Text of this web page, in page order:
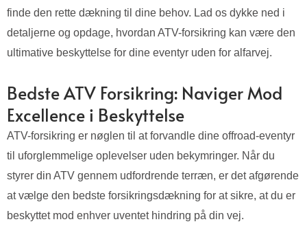
finde den rette dækning til dine behov. Lad os dykke ned i
detaljerne og opdage, hvordan ATV-forsikring kan være den
ultimative beskyttelse for dine eventyr uden for alfarvej.
Bedste ATV Forsikring: Naviger Mod
Excellence i Beskyttelse
ATV-forsikring er nøglen til at forvandle dine offroad-eventyr
til uforglemmelige oplevelser uden bekymringer. Når du
styrer din ATV gennem udfordrende terræn, er det afgørende
at vælge den bedste forsikringsdækning for at sikre, at du er
beskyttet mod enhver uventet hindring på din vej.